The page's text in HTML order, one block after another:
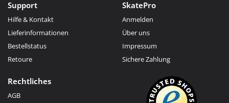
Support
Hilfe & Kontakt
Lieferinformationen
Bestellstatus
Retoure
SkatePro
Anmelden
Über uns
Impressum
Sichere Zahlung
Rechtliches
AGB